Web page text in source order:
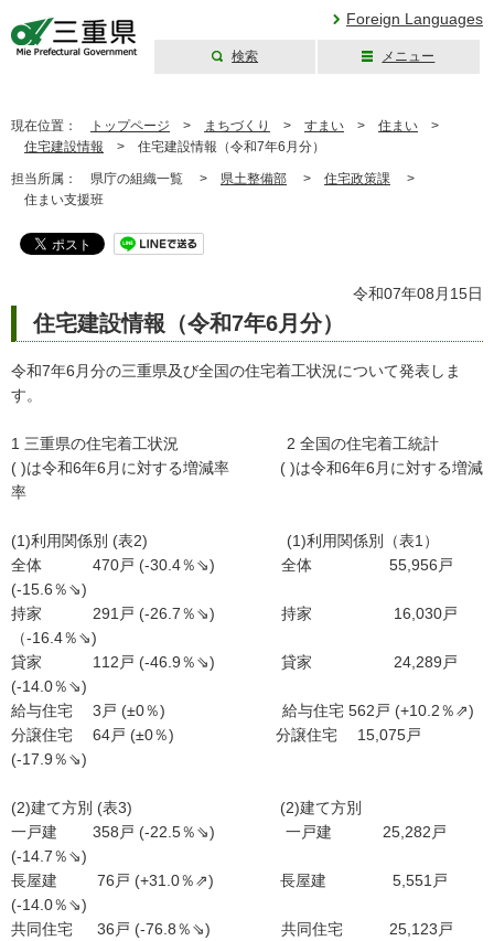
Foreign Languages
検索 メニュー
現在位置： トップページ > まちづくり > すまい > 住まい >
住宅建設情報 > 住宅建設情報（令和7年6月分）
担当所属： 県庁の組織一覧 > 県土整備部 > 住宅政策課 >
住まい支援班
令和07年08月15日
住宅建設情報（令和7年6月分）
令和7年6月分の三重県及び全国の住宅着工状況について発表しま
す。
1 三重県の住宅着工状況 2 全国の住宅着工統計
( )は令和6年6月に対する増減率 ( )は令和6年6月に対する増減
率
(1)利用関係別 (表2) (1)利用関係別（表1）
全体 470戸 (-30.4％⇘) 全体 55,956戸
(-15.6％⇘)
持家 291戸 (-26.7％⇘) 持家 16,030戸
（-16.4％⇘)
貸家 112戸 (-46.9％⇘) 貸家 24,289戸
(-14.0％⇘)
給与住宅 3戸 (±0％) 給与住宅 562戸 (+10.2％⇗)
分譲住宅 64戸 (±0％) 分譲住宅 15,075戸
(-17.9％⇘)
(2)建て方別 (表3) (2)建て方別
一戸建 358戸 (-22.5％⇘) 一戸建 25,282戸
(-14.7％⇘)
長屋建 76戸 (+31.0％⇗) 長屋建 5,551戸
(-14.0％⇘)
共同住宅 36戸 (-76.8％⇘) 共同住宅 25,123戸